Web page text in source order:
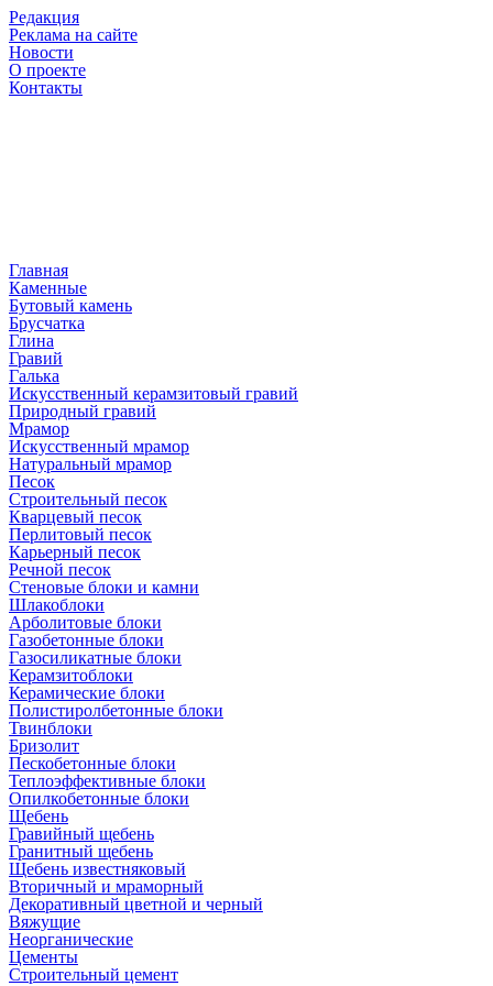
Редакция
Реклама на сайте
Новости
О проекте
Контакты
Главная
Каменные
Бутовый камень
Брусчатка
Глина
Гравий
Галька
Искусственный керамзитовый гравий
Природный гравий
Мрамор
Искусственный мрамор
Натуральный мрамор
Песок
Cтроительный песок
Кварцевый песок
Перлитовый песок
Карьерный песок
Речной песок
Стеновые блоки и камни
Шлакоблоки
Арболитовые блоки
Газобетонные блоки
Газосиликатные блоки
Керамзитоблоки
Керамические блоки
Полистиролбетонные блоки
Твинблоки
Бризолит
Пескобетонные блоки
Теплоэффективные блоки
Опилкобетонные блоки
Щебень
Гравийный щебень
Гранитный щебень
Щебень известняковый
Вторичный и мраморный
Декоративный цветной и черный
Вяжущие
Неорганические
Цементы
Строительный цемент